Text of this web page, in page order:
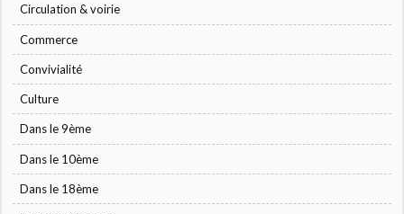
Circulation & voirie
Commerce
Convivialité
Culture
Dans le 9ème
Dans le 10ème
Dans le 18ème